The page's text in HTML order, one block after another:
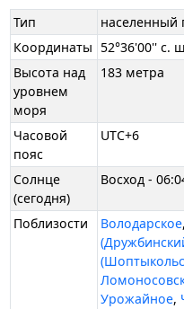
Тип
населенный
Координаты 52°36'00'' с.
Высота над
уровнем
моря
183 метра
Часовой
пояс
UTC+6
Солнце
(сегодня)
Восход -
Поблизости Володарское
Урожайное,